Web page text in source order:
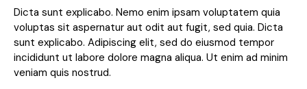
Dicta sunt explicabo. Nemo enim ipsam voluptatem quia
voluptas sit aspernatur aut odit aut fugit, sed quia. Dicta
sunt explicabo. Adipiscing elit, sed do eiusmod tempor
incididunt ut labore dolore magna aliqua. Ut enim ad minim
veniam quis nostrud.